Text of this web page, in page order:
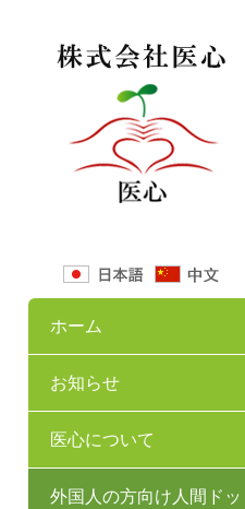
ホーム
お知らせ
医心について
外国人の方向け人間ドッ